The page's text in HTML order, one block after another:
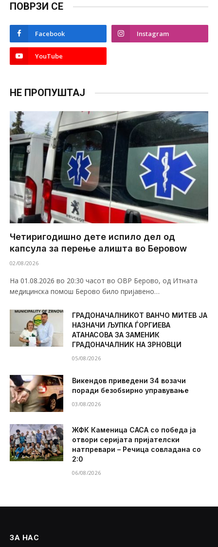
ПОВРЗИ СЕ
Facebook Instagram
YouTube
НЕ ПРОПУШТАЈ
Четиригодишно дете испило дел од
капсула за перење алишта во Беровоw
02/08/2026
На 01.08.2026 во 20:30 часот во ОВР Берово, од Итната
медицинска помош Берово било пријавено…
ГРАДОНАЧАЛНИКОТ ВАНЧО МИТЕВ ЈА
НАЗНАЧИ ЉУПКА ЃОРГИЕВА
АТАНАСОВА ЗА ЗАМЕНИК
ГРАДОНАЧАЛНИК НА ЗРНОВЦИ
05/08/2026
Викендов приведени 34 возачи
поради безобѕирно управување
03/08/2026
ЖФК Каменица САСА со победа ја
отвори серијата пријателски
натпревари – Речица совладана со
2:0
06/08/2026
ЗА НАС